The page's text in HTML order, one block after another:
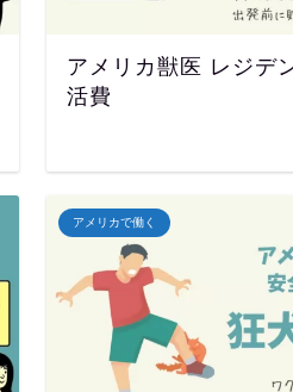
アメリカ獣医 レジデ
活費
アメリカで働く